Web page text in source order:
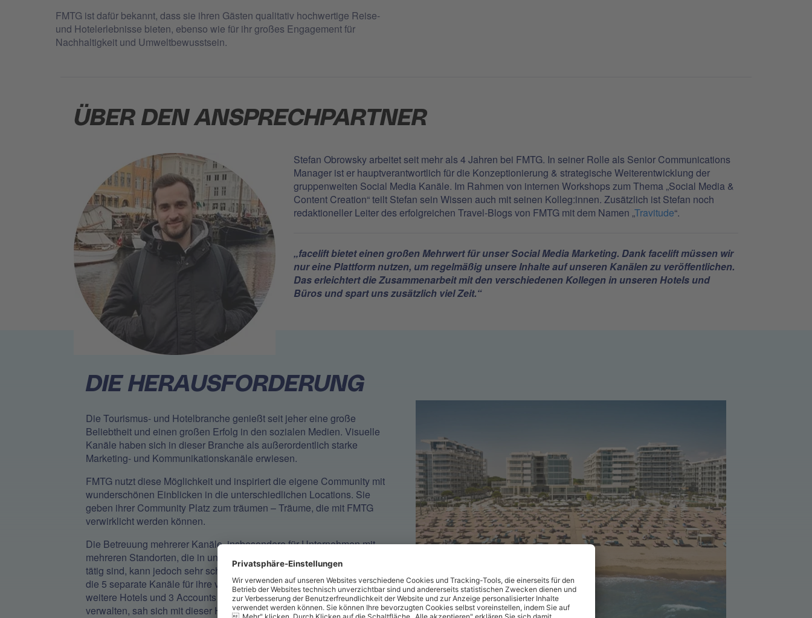
FMTG ist dafür bekannt, dass sie ihren Gästen qualitativ hochwertige Reise-
und Hotelerlebnisse bieten, ebenso wie für ihr großes Engagement für
Nachhaltigkeit und Umweltbewusstsein.
ÜBER DEN ANSPRECHPARTNER
Stefan Obrowsky arbeitet seit mehr als 4 Jahren bei FMTG. In seiner Rolle als Senior Communications
Manager ist er hauptverantwortlich für die Konzeptionierung & strategische Weiterentwicklung der
gruppenweiten Social Media Kanäle. Im Rahmen von internen Workshops zum Thema „Social Media &
Content Creation“ teilt Stefan sein Wissen auch mit seinen Kolleg:innen. Zusätzlich ist Stefan noch
redaktioneller Leiter des erfolgreichen Travel-Blogs von FMTG mit dem Namen „Travitude“.
„facelift bietet einen großen Mehrwert für unser Social Media Marketing. Dank facelift müssen wir
nur eine Plattform nutzen, um regelmäßig unsere Inhalte auf unseren Kanälen zu veröffentlichen.
Das erleichtert die Zusammenarbeit mit den verschiedenen Kollegen in unseren Hotels und
Büros und spart uns zusätzlich viel Zeit.“
DIE HERAUSFORDERUNG
Die Tourismus- und Hotelbranche genießt seit jeher eine große
Beliebtheit und einen großen Erfolg in den sozialen Medien. Visuelle
Kanäle haben sich in dieser Branche als außerordentlich starke
Marketing- und Kommunikationskanäle erwiesen.
FMTG nutzt diese Möglichkeit und inspiriert die eigene Community mit
wunderschönen Einblicken in die unterschiedlichen Locations. Sie
geben ihrer Community Platz zum träumen – Träume, die mit FMTG
verwirklicht werden können.
Die Betreuung mehrerer Kanäle, insbesondere für Unternehmen mit
mehreren Standorten, die in unterschiedlichen Sprachen und Ländern
tätig sind, kann jedoch sehr schwierig und zeitintensiv sein. Auch FMTG,
die 5 separate Kanäle für ihre verschiedenen Zielmärkte, 2 Kanäle für
weitere Hotels und 3 Accounts für ihre dazugehörigen Restaurants
verwalten, sah sich mit dieser Herausforderung konfrontiert.